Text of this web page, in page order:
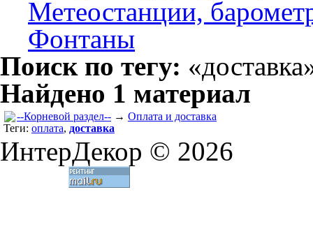
Метеостанции,
Фонтаны
Поиск по тегу:
Найдено 1 материал
--Корневой раздел-- → Оплата и доставка
Теги: оплата, доставка
ИнтерДекор © 2026